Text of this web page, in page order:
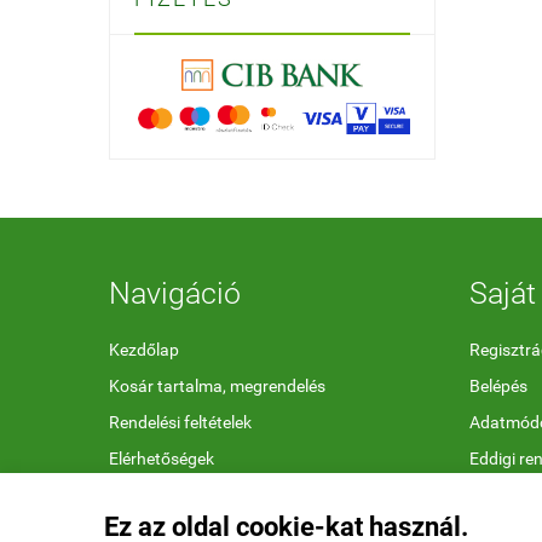
Ez az oldal cookie-kat használ.
Navigáció
Kezdőlap
Kosár tartalma, megrendelés
Rendelési feltételek
Elérhetőségek
Ajándékutalvány feltételek
Belépés
Eddigi